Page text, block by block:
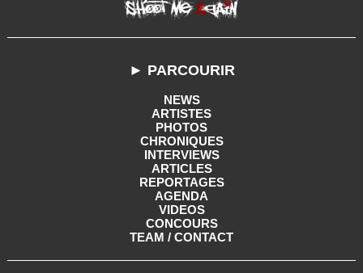
► PARCOURIR
NEWS
ARTISTES
PHOTOS
CHRONIQUES
INTERVIEWS
ARTICLES
REPORTAGES
AGENDA
VIDEOS
CONCOURS
TEAM / CONTACT